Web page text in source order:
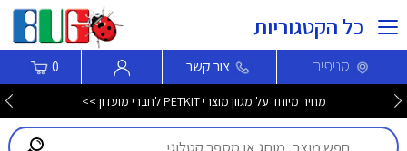
כל הקטגוריות
סניפים צור קשר 0
מחיר מיוחד על מגוון מוצרי PETKIT לחברי מועדון >>